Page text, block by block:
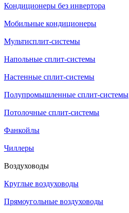
Кондиционеры без инвертора
Мобильные кондиционеры
Мультисплит-системы
Напольные сплит-системы
Настенные сплит-системы
Полупромышленные сплит-системы
Потолочные сплит-системы
Фанкойлы
Чиллеры
Воздуховоды
Круглые воздуховоды
Прямоугольные воздуховоды